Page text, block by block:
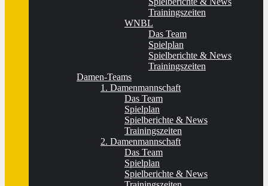
Trainingszeiten
WNBL
Das Team
Spielplan
Spielberichte & News
Trainingszeiten
Damen-Teams
1. Damenmannschaft
Das Team
Spielplan
Spielberichte & News
Trainingszeiten
2. Damenmannschaft
Das Team
Spielplan
Spielberichte & News